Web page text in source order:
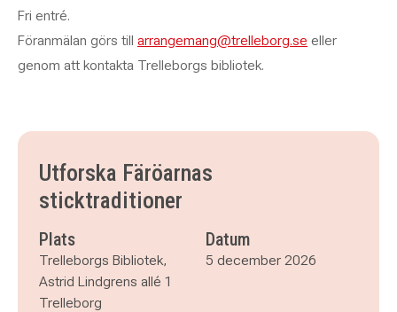
Fri entré.
Föranmälan görs till arrangemang@trelleborg.se eller
genom att kontakta Trelleborgs bibliotek.
Utforska Färöarnas
sticktraditioner
Plats
Trelleborgs Bibliotek,
Astrid Lindgrens allé 1
Trelleborg
Datum
5 december 2026